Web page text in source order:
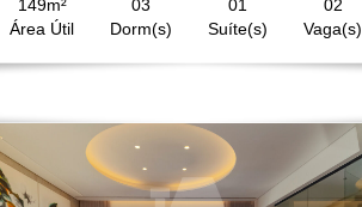
149m²
Área Útil
03
Dorm(s)
01
Suíte(s)
02
Vaga(s)